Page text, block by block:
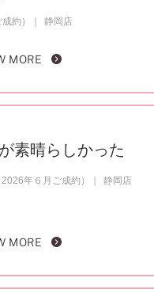
約） 静岡店
MORE
素晴らしかった
年６月ご成約） 静岡店
MORE